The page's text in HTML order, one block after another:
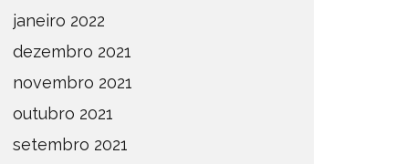
janeiro 2022
dezembro 2021
novembro 2021
outubro 2021
setembro 2021